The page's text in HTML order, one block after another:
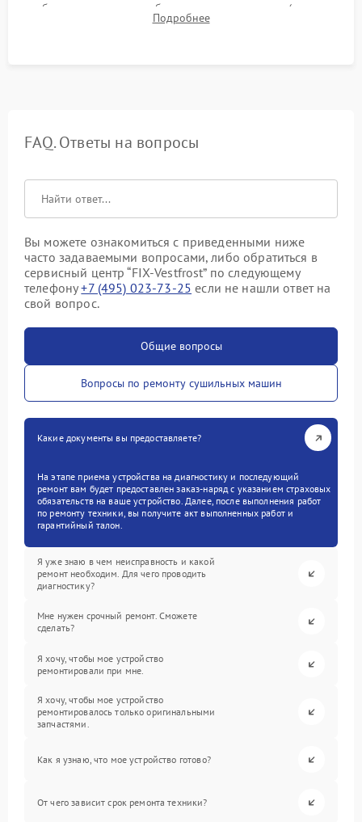
набора температуры, работы дренажного насоса (откачка
конденсата) и отсутствия посторонних скрипов, стуков или
Подробнее
FAQ. Ответы на вопросы
Вы можете ознакомиться с приведенными ниже
часто задаваемыми вопросами, либо обратиться в
сервисный центр “FIX-Vestfrost” по следующему
телефону+7 (495) 023-73-25 если не нашли ответ на
свой вопрос.
Общие вопросы
Вопросы по ремонту сушильных машин
Какие документы вы предоставляете?
На этапе приема устройства на диагностику и последующий
ремонт вам будет предоставлен заказ-наряд с указанием страховых
обязательств на ваше устройство. Далее, после выполнения работ
по ремонту техники, вы получите акт выполненных работ и
гарантийный талон.
Я уже знаю в чем неисправность и какой
ремонт необходим. Для чего проводить
диагностику?
Мне нужен срочный ремонт. Сможете
сделать?
Я хочу, чтобы мое устройство
ремонтировали при мне.
Я хочу, чтобы мое устройство
ремонтировалось только оригинальными
запчастями.
Как я узнаю, что мое устройство готово?
От чего зависит срок ремонта техники?